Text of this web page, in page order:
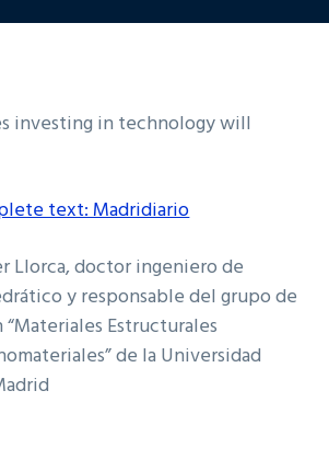
investing in technology will
text: Madridiario
Llorca, doctor ingeniero de
y responsable del grupo de
Estructurales
de la Universidad